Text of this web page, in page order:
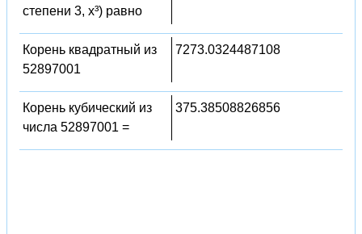
степени 3, x³) равно
Корень квадратный из
52897001
7273.0324487108
Корень кубический из
числа 52897001 =
375.38508826856